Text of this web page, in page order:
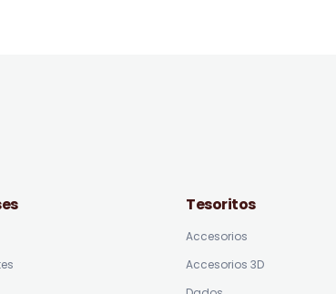
Tesoritos
Accesorios
Accesorios 3D